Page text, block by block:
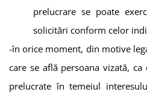
prelucrare se poate
solicitări conform celor
-în orice moment, din motive
care se află persoana vizată,
prelucrate în temeiul